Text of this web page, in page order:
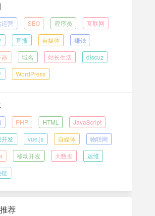
运营 SEO 程序员
互联网
直播 自媒体
赚钱
域名 站长生活
discuz
WordPress
PHP HTML
JavaScript
开发
vue.js 自媒体
物联网
移动开发 大数据
运维
链
荐